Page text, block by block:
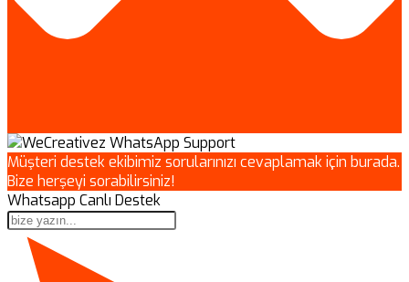
Müşteri destek ekibimiz sorularınızı cevaplamak için burada.
Bize herşeyi sorabilirsiniz!
Whatsapp Canlı Destek